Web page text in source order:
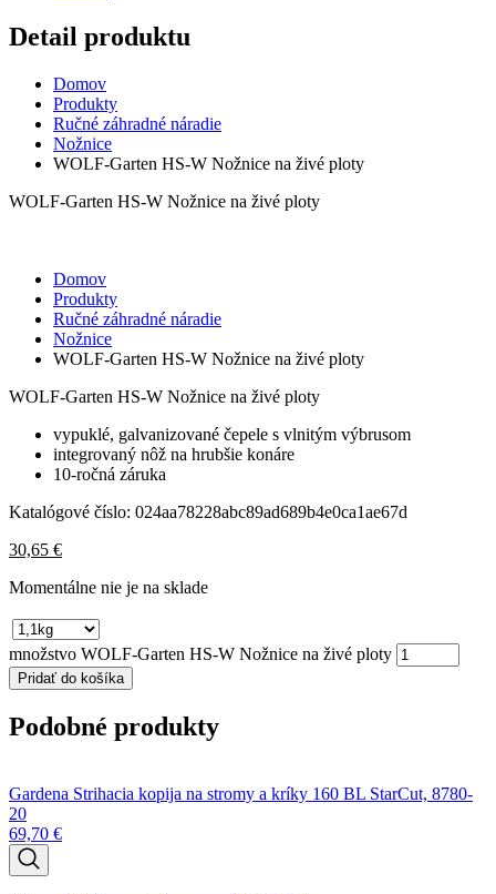
Detail produktu
Domov
Produkty
Ručné záhradné náradie
Nožnice
WOLF-Garten HS-W Nožnice na živé ploty
WOLF-Garten HS-W Nožnice na živé ploty
Domov
Produkty
Ručné záhradné náradie
Nožnice
WOLF-Garten HS-W Nožnice na živé ploty
WOLF-Garten HS-W Nožnice na živé ploty
vypuklé, galvanizované čepele s vlnitým výbrusom
integrovaný nôž na hrubšie konáre
10-ročná záruka
Katalógové číslo: 024aa78228abc89ad689b4e0ca1ae67d
30,65 €
Momentálne nie je na sklade
množstvo WOLF-Garten HS-W Nožnice na živé ploty
Pridať do košíka
Podobné produkty
Gardena Strihacia kopija na stromy a kríky 160 BL StarCut, 8780-
20
69,70 €